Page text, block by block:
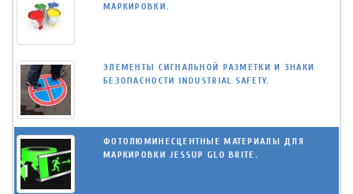
МАРКИРОВКИ.
ЭЛЕМЕНТЫ СИГНАЛЬНОЙ РАЗМЕТКИ И ЗНАКИ
БЕЗОПАСНОСТИ INDUSTRIAL SAFETY.
ФОТОЛЮМИНЕСЦЕНТНЫЕ МАТЕРИАЛЫ ДЛЯ
МАРКИРОВКИ JESSUP GLO BRITE.